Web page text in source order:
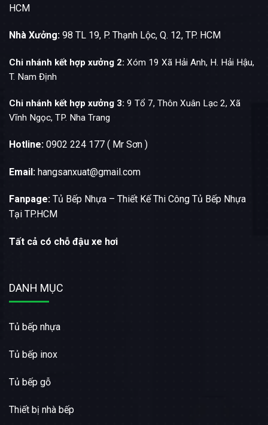
HCM
Nhà Xưởng: 98 TL 19, P. Thạnh Lộc, Q. 12, TP. HCM
Chi nhánh kết hợp xưởng 2: Xóm 19 Xã Hải Anh, H. Hải Hậu,
T. Nam Định
Chi nhánh kết hợp xưởng 3: 9 Tổ 7, Thôn Xuân Lạc 2, Xã
Vĩnh Ngọc, TP. Nha Trang
Hotline: 0902 224 177 ( Mr Sơn )
Email: hangsanxuat@gmail.com
Fanpage: Tủ Bếp Nhựa – Thiết Kế Thi Công Tủ Bếp Nhựa
Tại TP.HCM
Tất cả có chỗ đậu xe hơi
DANH MỤC
Tủ bếp nhựa
Tủ bếp inox
Tủ bếp gỗ
Thiết bị nhà bếp